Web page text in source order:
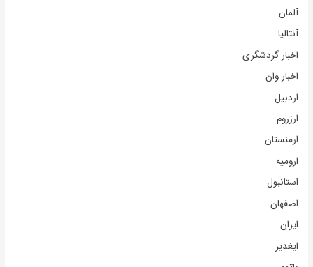
آلمان
آنتالیا
اخبار گردشگری
اخبار وان
اردبیل
ارزروم
ارمنستان
ارومیه
استانبول
اصفهان
ایران
ایغدیر